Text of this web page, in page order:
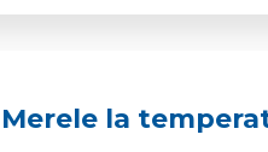
Merele la